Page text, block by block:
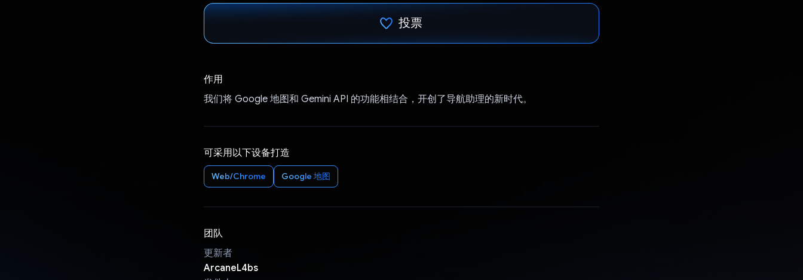
投票
作用
我们将 Google 地图和 Gemini API 的功能相结合，开创了导航助理的新时代。
可采用以下设备打造
Web/Chrome Google 地图
团队
更新者
ArcaneL4bs